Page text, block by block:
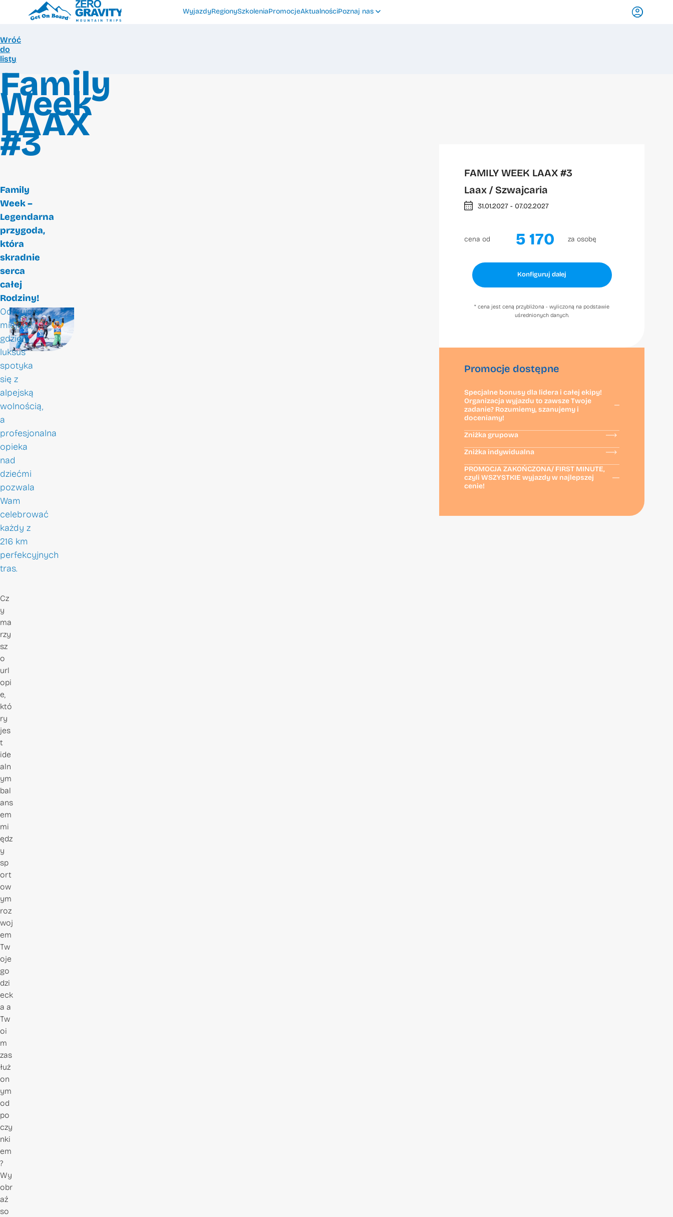
WyjazdyRegionySzkoleniaPromocjeAktualnościPoznaj nas
Wróć
do
listy
Family
Week
LAAX
#3
Family
Week –
Legendarna
przygoda,
która
skradnie
serca
całej
Rodziny!
Odkryjcie
miejsce,
gdzie
luksus
spotyka
się z
alpejską
wolnością,
a
profesjonalna
opieka
nad
dziećmi
pozwala
Wam
celebrować
każdy z
216 km
perfekcyjnych
tras.
FAMILY WEEK LAAX #3
Laax / Szwajcaria
31.01.2027 - 07.02.2027
cena od 5 170 za osobę
Konfiguruj dalej
* cena jest ceną przybliżona - wyliczoną na podstawie
uśrednionych danych.
Promocje dostępne
Specjalne bonusy dla lidera i całej ekipy!
Organizacja wyjazdu to zawsze Twoje
zadanie? Rozumiemy, szanujemy i
doceniamy!
Zniżka grupowa
Zniżka indywidualna
PROMOCJA ZAKOŃCZONA/ FIRST MINUTE,
czyli WSZYSTKIE wyjazdy w najlepszej
cenie!
Cz
y
ma
rzy
sz
o
url
opi
e,
któ
ry
jes
t
ide
aln
ym
bal
ans
em
mi
ędz
y
sp
ort
ow
ym
roz
woj
em
Tw
oje
go
dzi
eck
a a
Tw
oi
m
zas
łuż
on
ym
od
po
czy
nki
em
?
Wy
obr
aź
so